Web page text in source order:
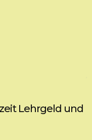
Lehrgeld und